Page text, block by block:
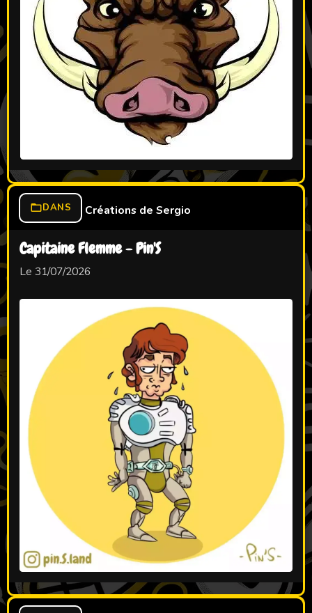
DANS Créations de Sergio
Capitaine Flemme - Pin'S
Le 31/07/2026